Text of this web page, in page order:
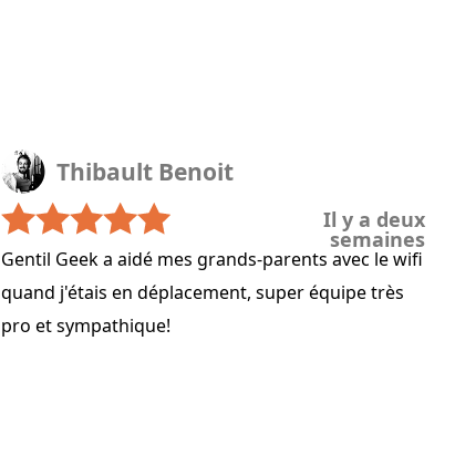
Thibault Benoit
Il y a deux
semaines
Gentil Geek a aidé mes grands-parents avec le wifi
quand j'étais en déplacement, super équipe très
pro et sympathique!